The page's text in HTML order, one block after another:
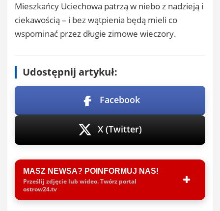
Mieszkańcy Uciechowa patrzą w niebo z nadzieją i
ciekawością – i bez wątpienia będą mieli co
wspominać przez długie zimowe wieczory.
Udostępnij artykuł:
Facebook
X (Twitter)
MASZ NEWSA? POINFORMUJ NAS!
Prześlij zdjęcie lub wideo. Twórz portal
ostrow24.tv